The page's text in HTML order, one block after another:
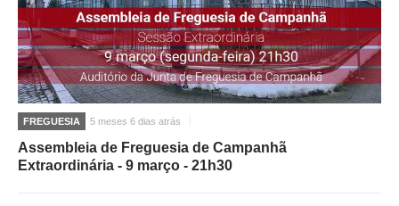
FREGUESIA 5 meses 6 dias atrás
Assembleia de Freguesia de Campanhã
Extraordinária - 9 março - 21h30